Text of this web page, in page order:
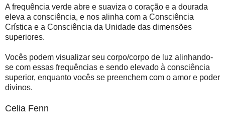
A frequência verde abre e suaviza o coração e a dourada
eleva a consciência, e nos alinha com a Consciência
Crística e a Consciência da Unidade das dimensões
superiores.
Vocês podem visualizar seu corpo/corpo de luz alinhando-
se com essas frequências e sendo elevado à consciência
superior, enquanto vocês se preenchem com o amor e poder
divinos.
Celia Fenn